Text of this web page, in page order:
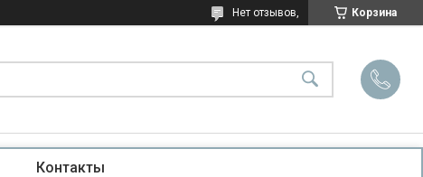
Корзина
Нет отзывов,
Контакты